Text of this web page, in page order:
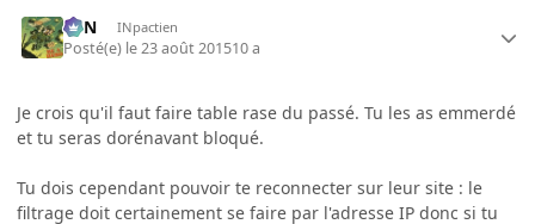
RFN INpactien
Posté(e) le 23 août 201510 a
Je crois qu'il faut faire table rase du passé. Tu les as emmerdé
et tu seras dorénavant bloqué.
Tu dois cependant pouvoir te reconnecter sur leur site : le
filtrage doit certainement se faire par l'adresse IP donc si tu